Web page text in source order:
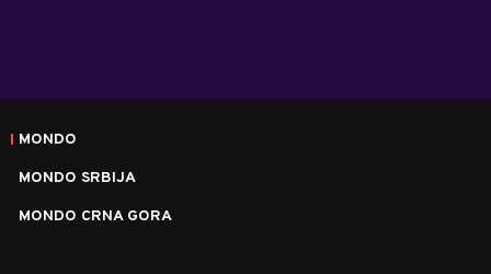
MONDO
MONDO SRBIJA
MONDO CRNA GORA